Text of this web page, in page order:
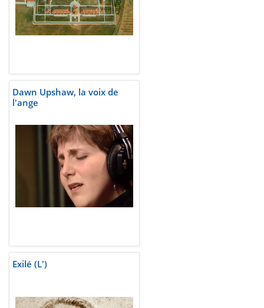
Dawn Upshaw, la voix de
l'ange
Exilé (L')